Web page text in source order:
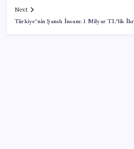
Next
Türkiye’nin Şanslı İnsanı: 1 Milyar TL’lik